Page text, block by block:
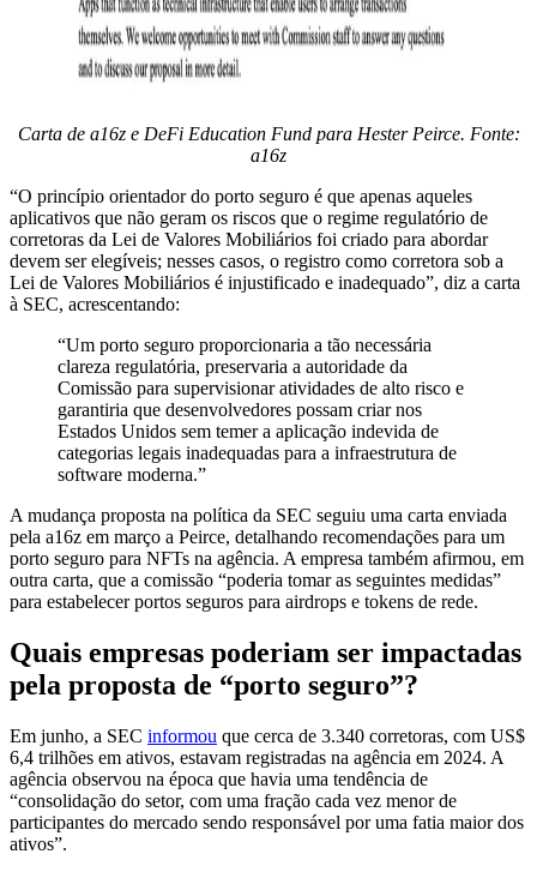
Carta de a16z e DeFi Education Fund para Hester Peirce. Fonte:
a16z
“O princípio orientador do porto seguro é que apenas aqueles
aplicativos que não geram os riscos que o regime regulatório de
corretoras da Lei de Valores Mobiliários foi criado para abordar
devem ser elegíveis; nesses casos, o registro como corretora sob a
Lei de Valores Mobiliários é injustificado e inadequado”, diz a carta
à SEC, acrescentando:
“Um porto seguro proporcionaria a tão necessária
clareza regulatória, preservaria a autoridade da
Comissão para supervisionar atividades de alto risco e
garantiria que desenvolvedores possam criar nos
Estados Unidos sem temer a aplicação indevida de
categorias legais inadequadas para a infraestrutura de
software moderna.”
A mudança proposta na política da SEC seguiu uma carta enviada
pela a16z em março a Peirce, detalhando recomendações para um
porto seguro para NFTs na agência. A empresa também afirmou, em
outra carta, que a comissão “poderia tomar as seguintes medidas”
para estabelecer portos seguros para airdrops e tokens de rede.
Quais empresas poderiam ser impactadas
pela proposta de “porto seguro”?
Em junho, a SEC informou que cerca de 3.340 corretoras, com US$
6,4 trilhões em ativos, estavam registradas na agência em 2024. A
agência observou na época que havia uma tendência de
“consolidação do setor, com uma fração cada vez menor de
participantes do mercado sendo responsável por uma fatia maior dos
ativos”.